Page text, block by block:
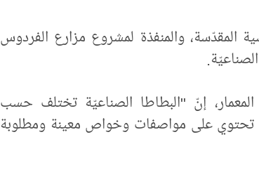
المقدّسة، والمنفذة لمشروع مزارع الفردوس
إنّ "البطاطا الصناعيّة تختلف حسب
تحتوي على مواصفات وخواص معينة ومطلوبة